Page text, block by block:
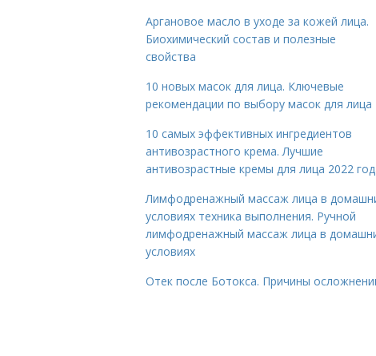
Аргановое масло в уходе за кожей лица.
Биохимический состав и полезные
свойства
10 новых масок для лица. Ключевые
рекомендации по выбору масок для лица
10 самых эффективных ингредиентов
антивозрастного крема. Лучшие
антивозрастные кремы для лица 2022
Лимфодренажный массаж лица в
условиях техника выполнения. Ручной
лимфодренажный массаж лица в
условиях
Отек после Ботокса. Причины